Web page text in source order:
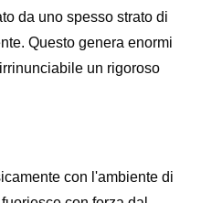
da uno spesso strato di
Questo genera enormi
un rigoroso
con l'ambiente di